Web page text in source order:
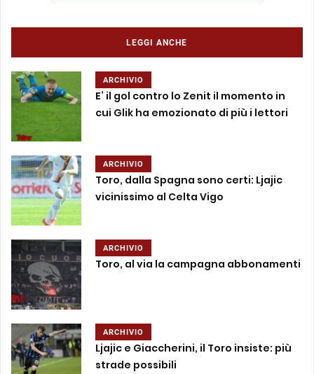
LEGGI ANCHE
ARCHIVIO
E’ il gol contro lo Zenit il momento in
cui Glik ha emozionato di più i lettori
ARCHIVIO
Toro, dalla Spagna sono certi: Ljajic
vicinissimo al Celta Vigo
ARCHIVIO
Toro, al via la campagna abbonamenti
ARCHIVIO
Ljajic e Giaccherini, il Toro insiste: più
strade possibili